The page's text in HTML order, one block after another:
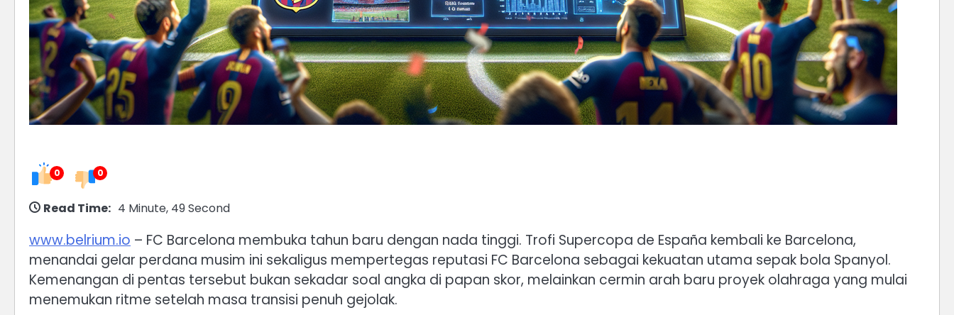
0 0
Read Time: 4 Minute, 49 Second
www.belrium.io – FC Barcelona membuka tahun baru dengan nada tinggi. Trofi Supercopa de España kembali ke Barcelona,
menandai gelar perdana musim ini sekaligus mempertegas reputasi FC Barcelona sebagai kekuatan utama sepak bola Spanyol.
Kemenangan di pentas tersebut bukan sekadar soal angka di papan skor, melainkan cermin arah baru proyek olahraga yang mulai
menemukan ritme setelah masa transisi penuh gejolak.